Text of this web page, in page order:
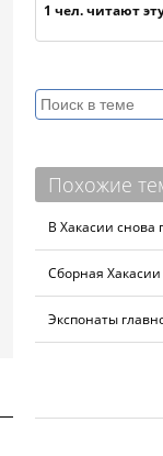
1 чел. читают
Похожие
В Хакасии снова
Сборная
Экспонаты